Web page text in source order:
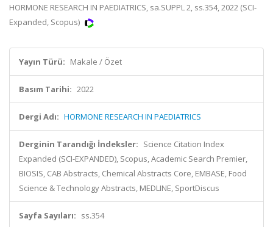
HORMONE RESEARCH IN PAEDIATRICS, sa.SUPPL 2, ss.354, 2022 (SCI-
Expanded, Scopus)
Yayın Türü: Makale / Özet
Basım Tarihi: 2022
Dergi Adı: HORMONE RESEARCH IN PAEDIATRICS
Derginin Tarandığı İndeksler: Science Citation Index
Expanded (SCI-EXPANDED), Scopus, Academic Search Premier,
BIOSIS, CAB Abstracts, Chemical Abstracts Core, EMBASE, Food
Science & Technology Abstracts, MEDLINE, SportDiscus
Sayfa Sayıları: ss.354